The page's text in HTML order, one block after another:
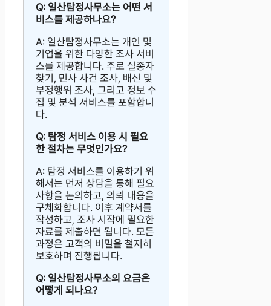
Q: 일산탐정사무소는 어떤 서
비스를 제공하나요?
A: 일산탐정사무소는 개인 및
기업을 위한 다양한 조사 서비
스를 제공합니다. 주로 실종자
찾기, 민사 사건 조사, 배신 및
부정행위 조사, 그리고 정보 수
집 및 분석 서비스를 포함합니
다.
Q: 탐정 서비스 이용 시 필요
한 절차는 무엇인가요?
A: 탐정 서비스를 이용하기 위
해서는 먼저 상담을 통해 필요
사항을 논의하고, 의뢰 내용을
구체화합니다. 이후 계약서를
작성하고, 조사 시작에 필요한
자료를 제출하면 됩니다. 모든
과정은 고객의 비밀을 철저히
보호하며 진행됩니다.
Q: 일산탐정사무소의 요금은
어떻게 되나요?